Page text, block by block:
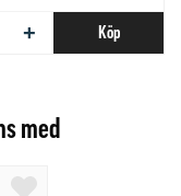
+ Köp
med